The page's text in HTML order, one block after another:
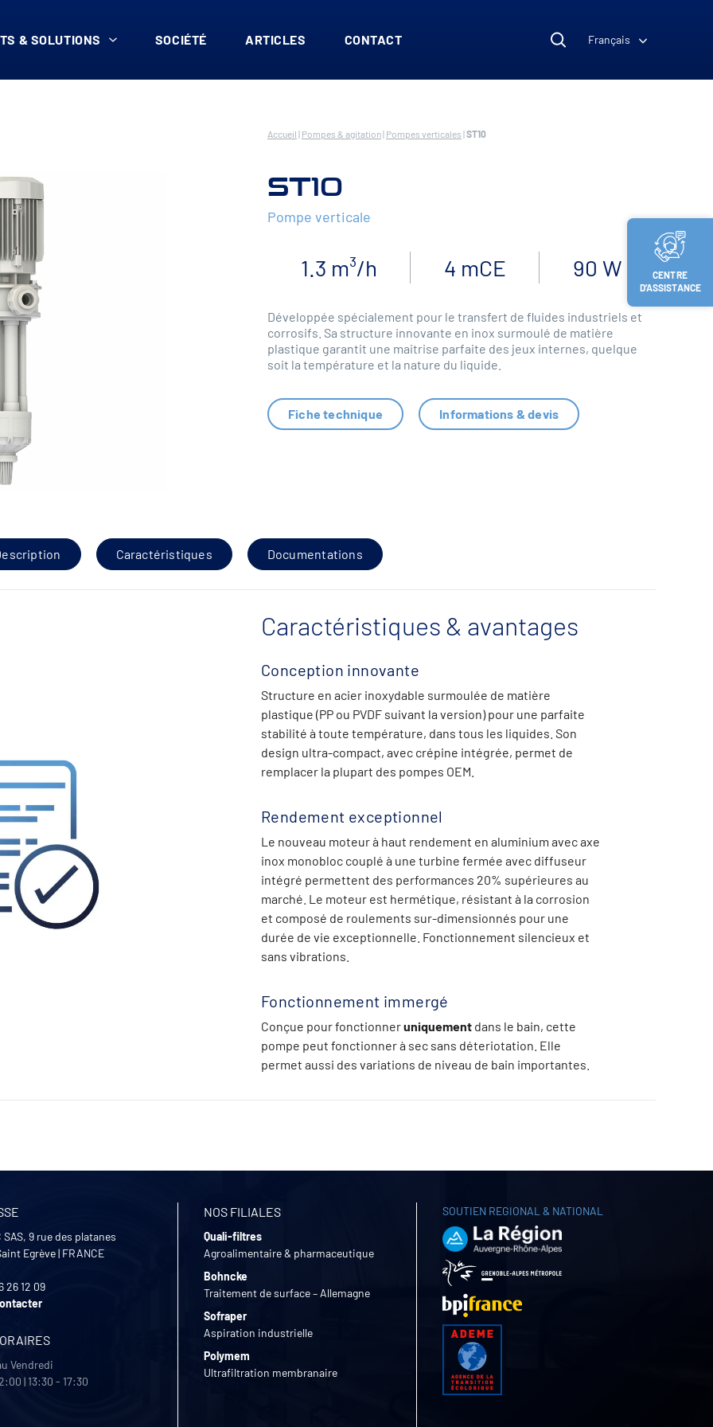
CENTRE
D’ASSISTANCE
& SOLUTIONS SOCIÉTÉ ARTICLES CONTACT Français
Accueil | Pompes & agitation| Pompes verticales |ST10
ST10
Pompe verticale
1.3 m³/h 4 mCE 90 W
Développée spécialement pour le transfert de fluides industriels et
corrosifs. Sa structure innovante en inox surmoulé de matière
plastique garantit une maitrise parfaite des jeux internes, quelque
soit la température et la nature du liquide.
Fiche technique Informations & devis
Caractéristiques Documentations
Caractéristiques & avantages
Conception innovante
Structure en acier inoxydable surmoulée de matière
plastique (PP ou PVDF suivant la version) pour une parfaite
stabilité à toute température, dans tous les liquides. Son
design ultra-compact, avec crépine intégrée, permet de
remplacer la plupart des pompes OEM.
Rendement exceptionnel
Le nouveau moteur à haut rendement en aluminium avec axe
inox monobloc couplé à une turbine fermée avec diffuseur
intégré permettent des performances 20% supérieures au
marché. Le moteur est hermétique, résistant à la corrosion
et composé de roulements sur-dimensionnés pour une
durée de vie exceptionnelle. Fonctionnement silencieux et
sans vibrations.
Fonctionnement immergé
Conçue pour fonctionneruniquement dans le bain, cette
pompe peut fonctionner à sec sans déteriotation. Elle
permet aussi des variations de niveau de bain importantes.
SAS, 9 rue des platanes
Egrève| FRANCE
26 12 09
Vendredi
| 13:30 - 17:30
NOS FILIALES
Quali-filtres
Agroalimentaire & pharmaceutique
Bohncke
Traitement de surface – Allemagne
Sofraper
Aspiration industrielle
Polymem
Ultrafiltration membranaire
SOUTIEN REGIONAL & NATIONAL